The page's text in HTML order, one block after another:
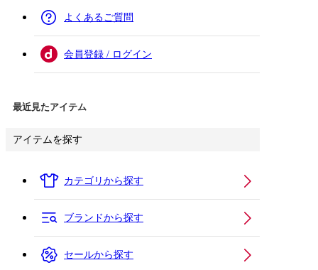
よくあるご質問
会員登録 / ログイン
最近見たアイテム
アイテムを探す
カテゴリから探す
ブランドから探す
セールから探す